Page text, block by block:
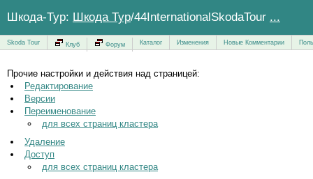
Шкода-Тур: Шкода Тур/44InternationalSkodaTour ...
Skoda Tour Клуб Форум Каталог Изменения Новые Комментарии
Прочие настройки и действия над страницей:
Редактирование
Версии
Переименование
для всех страниц кластера
Удаление
Доступ
для всех страниц кластера